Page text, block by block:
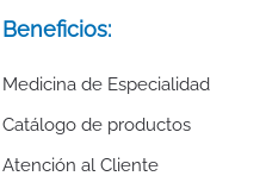
Beneficios:
Medicina de Especialidad
Catálogo de productos
Atención al Cliente